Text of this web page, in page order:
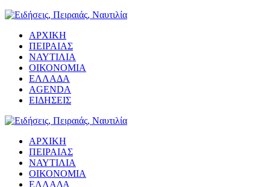
ΑΡΧΙΚΗ
ΠΕΙΡΑΙΑΣ
ΝΑΥΤΙΛΙΑ
ΟΙΚΟΝΟΜΙΑ
ΕΛΛΑΔΑ
AGENDA
ΕΙΔΗΣΕΙΣ
ΑΡΧΙΚΗ
ΠΕΙΡΑΙΑΣ
ΝΑΥΤΙΛΙΑ
ΟΙΚΟΝΟΜΙΑ
ΕΛΛΑΔΑ